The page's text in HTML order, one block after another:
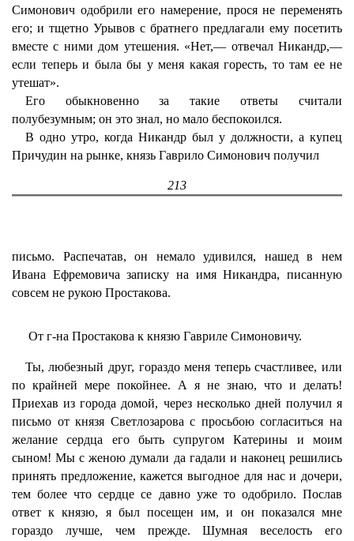
Симонович одобрили его намерение, прося не переменять
его; и тщетно Урывов с братнего предлагали ему посетить
вместе с ними дом утешения. «Нет,— отвечал Никандр,—
если теперь и была бы у меня какая горесть, то там ее не
утешат».
Его обыкновенно за такие ответы считали
полубезумным; он это знал, но мало беспокоился.
В одно утро, когда Никандр был у должности, а купец
Причудин на рынке, князь Гаврило Симонович получил
213
письмо. Распечатав, он немало удивился, нашед в нем
Ивана Ефремовича записку на имя Никандра, писанную
совсем не рукою Простакова.
От г-на Простакова к князю Гавриле Симоновичу.
Ты, любезный друг, гораздо меня теперь счастливее, или
по крайней мере покойнее. А я не знаю, что и делать!
Приехав из города домой, через несколько дней получил я
письмо от князя Светлозарова с просьбою согласиться на
желание сердца его быть супругом Катерины и моим
сыном! Мы с женою думали да гадали и наконец решились
принять предложение, кажется выгодное для нас и дочери,
тем более что сердце се давно уже то одобрило. Послав
ответ к князю, я был посещен им, и он показался мне
гораздо лучше, чем прежде. Шумная веселость его